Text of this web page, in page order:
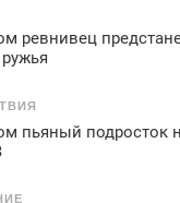
ревнивец
пьяный подросток